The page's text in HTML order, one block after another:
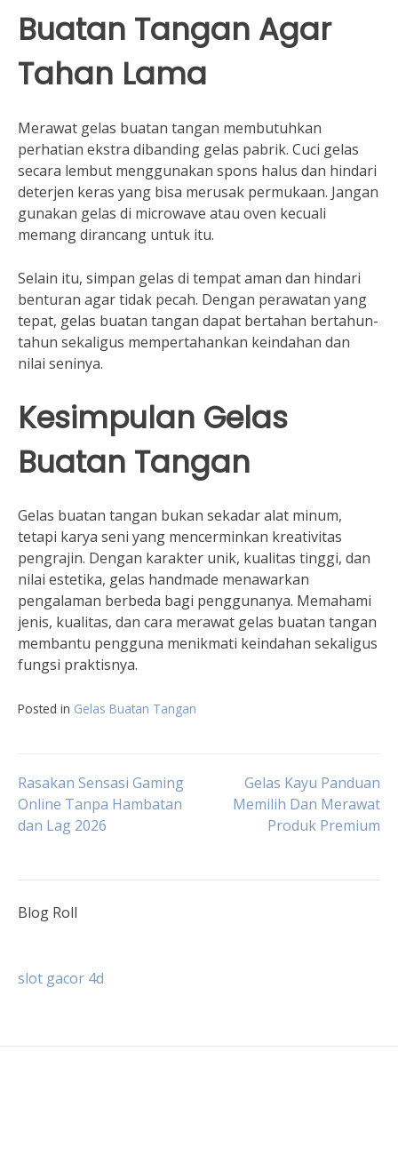
Buatan Tangan Agar
Tahan Lama
Merawat gelas buatan tangan membutuhkan
perhatian ekstra dibanding gelas pabrik. Cuci gelas
secara lembut menggunakan spons halus dan hindari
deterjen keras yang bisa merusak permukaan. Jangan
gunakan gelas di microwave atau oven kecuali
memang dirancang untuk itu.
Selain itu, simpan gelas di tempat aman dan hindari
benturan agar tidak pecah. Dengan perawatan yang
tepat, gelas buatan tangan dapat bertahan bertahun-
tahun sekaligus mempertahankan keindahan dan
nilai seninya.
Kesimpulan Gelas
Buatan Tangan
Gelas buatan tangan bukan sekadar alat minum,
tetapi karya seni yang mencerminkan kreativitas
pengrajin. Dengan karakter unik, kualitas tinggi, dan
nilai estetika, gelas handmade menawarkan
pengalaman berbeda bagi penggunanya. Memahami
jenis, kualitas, dan cara merawat gelas buatan tangan
membantu pengguna menikmati keindahan sekaligus
fungsi praktisnya.
Posted in Gelas Buatan Tangan
Navigasi
pos
Rasakan Sensasi Gaming
Online Tanpa Hambatan
dan Lag 2026
Gelas Kayu Panduan
Memilih Dan Merawat
Produk Premium
Blog Roll
slot gacor 4d